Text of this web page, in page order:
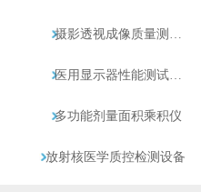
多功能剂量面积乘积仪
放射核医学质控检测设备